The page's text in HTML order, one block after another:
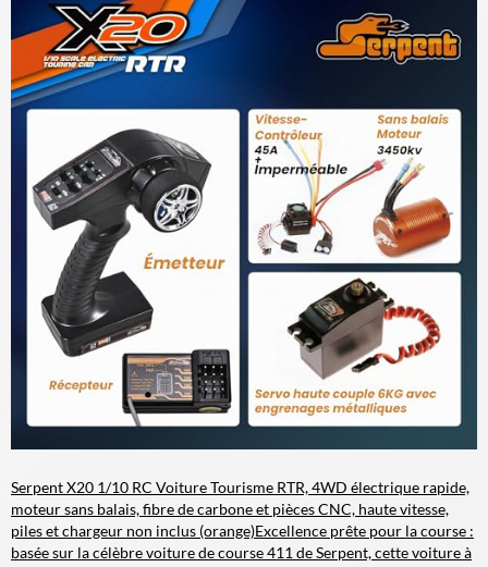
Serpent X20 1/10 RC Voiture Tourisme RTR, 4WD électrique rapide,
moteur sans balais, fibre de carbone et pièces CNC, haute vitesse,
piles et chargeur non inclus (orange)Excellence prête pour la course :
basée sur la célèbre voiture de course 411 de Serpent, cette voiture à